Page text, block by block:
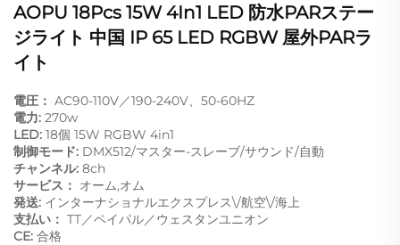
AOPU 18Pcs 15W 4In1 LED 防水PARステー
ジライト 中国 IP 65 LED RGBW 屋外PARラ
イト
電圧： AC90-110V／190-240V、50-60HZ
電力: 270w
LED: 18個 15W RGBW 4in1
制御モード: DMX512/マスター-スレーブ/サウンド/自動
チャンネル: 8ch
サービス： オーム,オム
発送: インターナショナルエクスプレス\/航空\/海上
支払い： TT／ペイパル／ウェスタンユニオン
CE: 合格